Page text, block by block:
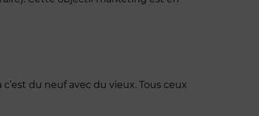
du neuf avec du vieux. Tous ceux